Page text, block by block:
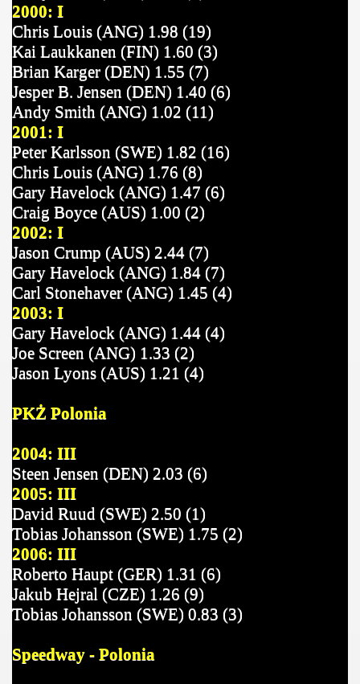
2000: I
Chris Louis (ANG) 1.98 (19)
Kai Laukkanen (FIN) 1.60 (3)
Brian Karger (DEN) 1.55 (7)
Jesper B. Jensen (DEN) 1.40 (6)
Andy Smith (ANG) 1.02 (11)
2001: I
Peter Karlsson (SWE) 1.82 (16)
Chris Louis (ANG) 1.76 (8)
Gary Havelock (ANG) 1.47 (6)
Craig Boyce (AUS) 1.00 (2)
2002: I
Jason Crump (AUS) 2.44 (7)
Gary Havelock (ANG) 1.84 (7)
Carl Stonehaver (ANG) 1.45 (4)
2003: I
Gary Havelock (ANG) 1.44 (4)
Joe Screen (ANG) 1.33 (2)
Jason Lyons (AUS) 1.21 (4)
PKŻ Polonia
2004: III
Steen Jensen (DEN) 2.03 (6)
2005: III
David Ruud (SWE) 2.50 (1)
Tobias Johansson (SWE) 1.75 (2)
2006: III
Roberto Haupt (GER) 1.31 (6)
Jakub Hejral (CZE) 1.26 (9)
Tobias Johansson (SWE) 0.83 (3)
Speedway - Polonia